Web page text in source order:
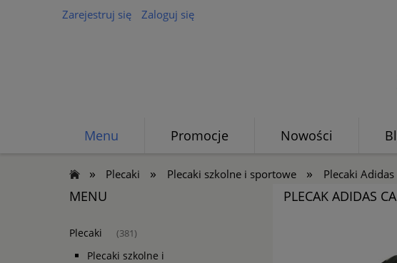
Zarejestruj się Zaloguj się
Menu Promocje Nowości
» Plecaki » Plecaki szkolne i sportowe » Plecaki Adidas
MENU
Plecaki (381)
Plecaki szkolne i
PLECAK ADIDAS